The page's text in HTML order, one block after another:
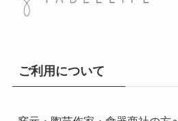
ご利用について